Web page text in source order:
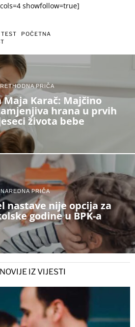
showfollow=true]
POČETNA
PRIČA
Karač: Majčino
hrana u prvih
života bebe
NAREDNA PRIČA
nastave nije opcija za
godine u BPK-a
IZ VIJESTI